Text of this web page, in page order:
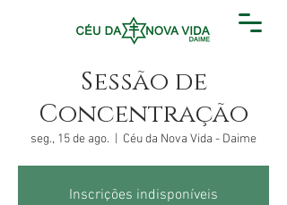
Sessão de
Concentração
seg., 15 de ago. Céu da Nova Vida - Daime
Inscrições indisponíveis